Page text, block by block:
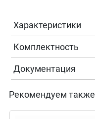
Характеристики
Комплектность
Документация
Рекомендуем также